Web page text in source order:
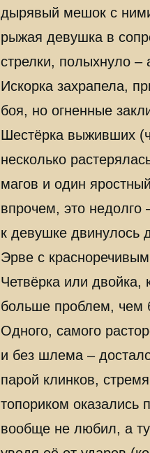
дырявый мешок с
рыжая девушка в
стрелки, полыхнуло
Искорка захрапела,
боя, но огненные
Шестёрка выживших
несколько
магов и один
впрочем, это недолго
к девушке двинулось
Эрве с
Четвёрка или двойка,
больше проблем, чем
Одного, самого
и без шлема –
парой клинков,
топориком оказались
вообще не любил, а